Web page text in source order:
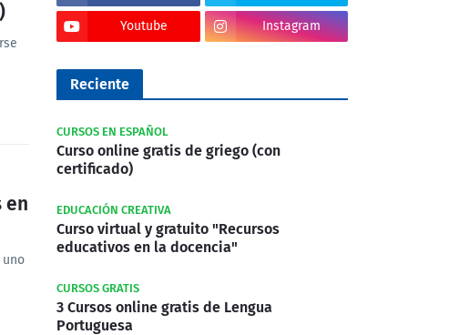
en
Youtube Instagram
Reciente
CURSOS EN ESPAÑOL
Curso online gratis de griego (con
certificado)
EDUCACIÓN CREATIVA
Curso virtual y gratuito "Recursos
educativos en la docencia"
CURSOS GRATIS
3 Cursos online gratis de Lengua
Portuguesa